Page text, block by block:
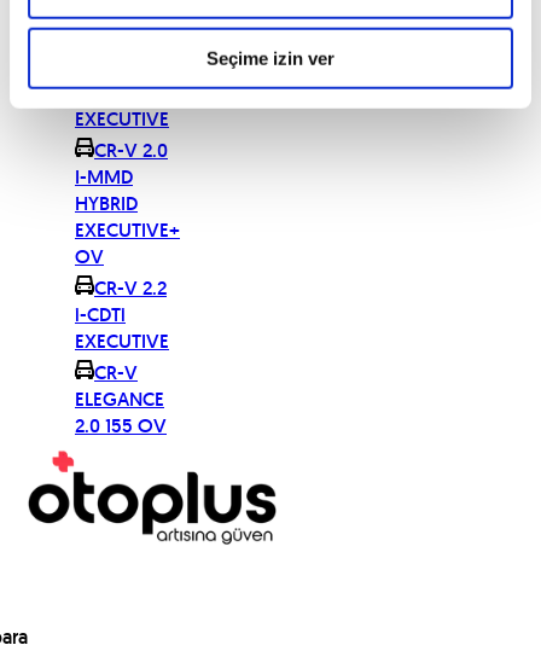
Seçime izin ver
iES
iES
EXECUTIVE
CR-V 2.0
I-MMD
HYBRID
EXECUTIVE+
OV
CR-V 2.2
i-CDTi
EXECUTIVE
CR-V
ELEGANCE
2.0 155 OV